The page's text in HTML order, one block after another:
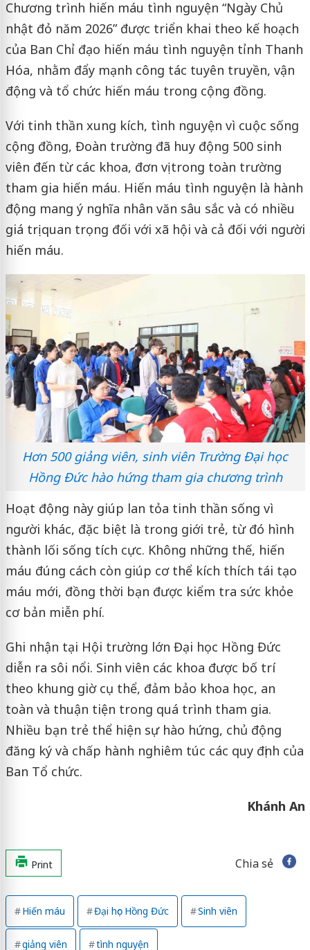
Chương trình hiến máu tình nguyện “Ngày Chủ
nhật đỏ năm 2026” được triển khai theo kế hoạch
của Ban Chỉ đạo hiến máu tình nguyện tỉnh Thanh
Hóa, nhằm đẩy mạnh công tác tuyên truyền, vận
động và tổ chức hiến máu trong cộng đồng.
Với tinh thần xung kích, tình nguyện vì cuộc sống
cộng đồng, Đoàn trường đã huy động 500 sinh
viên đến từ các khoa, đơn vị trong toàn trường
tham gia hiến máu. Hiến máu tình nguyện là hành
động mang ý nghĩa nhân văn sâu sắc và có nhiều
giá trị quan trọng đối với xã hội và cả đối với người
hiến máu.
Hơn 500 giảng viên, sinh viên Trường Đại học
Hồng Đức hào hứng tham gia chương trình
Hoạt động này giúp lan tỏa tinh thần sống vì
người khác, đặc biệt là trong giới trẻ, từ đó hình
thành lối sống tích cực. Không những thế, hiến
máu đúng cách còn giúp cơ thể kích thích tái tạo
máu mới, đồng thời bạn được kiểm tra sức khỏe
cơ bản miễn phí.
Ghi nhận tại Hội trường lớn Đại học Hồng Đức
diễn ra sôi nổi. Sinh viên các khoa được bố trí
theo khung giờ cụ thể, đảm bảo khoa học, an
toàn và thuận tiện trong quá trình tham gia.
Nhiều bạn trẻ thể hiện sự hào hứng, chủ động
đăng ký và chấp hành nghiêm túc các quy định của
Ban Tổ chức.
Khánh An
Print Chia sẻ
Hiến máu Đại học Hồng Đức Sinh viên
giảng viên tình nguyện